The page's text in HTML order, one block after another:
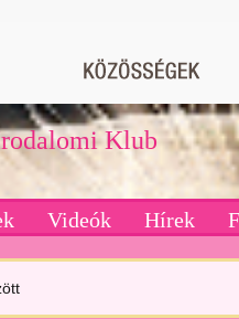
Klub
Videók Hírek